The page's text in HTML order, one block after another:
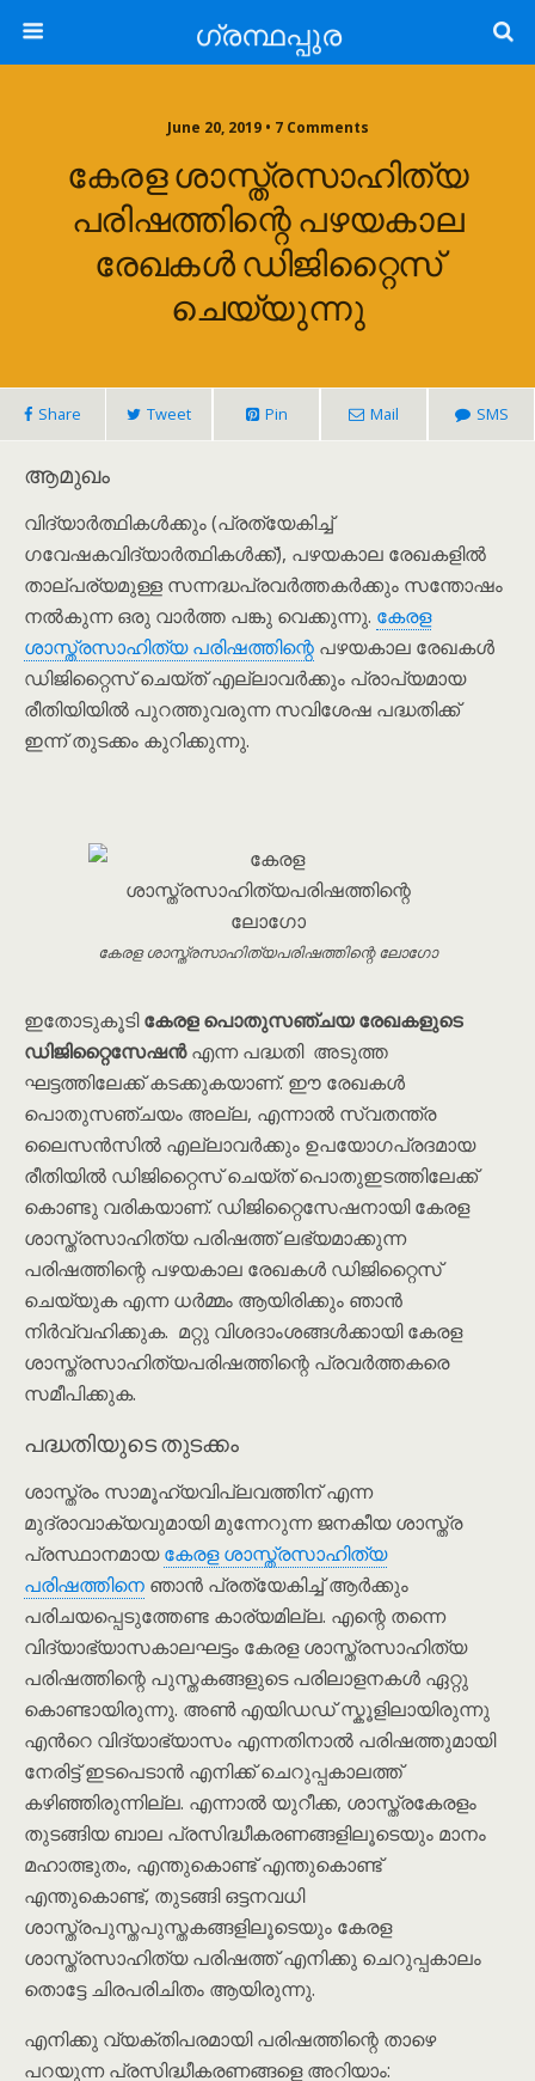
ഗ്രന്ഥപ്പുര
June 20, 2019 • 7 Comments
കേരള ശാസ്ത്രസാഹിത്യ
പരിഷത്തിന്റെ പഴയകാല
രേഖകൾ ഡിജിറ്റൈസ്
ചെയ്യുന്നു
Share Tweet Pin Mail SMS
ആമുഖം
വിദ്യാർത്ഥികൾക്കും (പ്രത്യേകിച്ച്
ഗവേഷകവിദ്യാർത്ഥികൾക്ക്), പഴയകാല രേഖകളിൽ
താല്പര്യമുള്ള സന്നദ്ധപ്രവർത്തകർക്കും സന്തോഷം
നൽകുന്ന ഒരു വാർത്ത പങ്കു വെക്കുന്നു. കേരള
ശാസ്ത്രസാഹിത്യ പരിഷത്തിന്റെ പഴയകാല രേഖകൾ
ഡിജിറ്റൈസ് ചെയ്ത് എല്ലാവർക്കും പ്രാപ്യമായ
രീതിയിയിൽ പുറത്തുവരുന്ന സവിശേഷ പദ്ധതിക്ക്
ഇന്ന് തുടക്കം കുറിക്കുന്നു.
കേരള ശാസ്ത്രസാഹിത്യപരിഷത്തിന്റെ ലോഗോ
ഇതോടുകൂടികേരള പൊതുസഞ്ചയ രേഖകളുടെ
ഡിജിറ്റൈസേഷൻഎന്ന പദ്ധതി അടുത്ത
ഘട്ടത്തിലേക്ക് കടക്കുകയാണ്. ഈ രേഖകൾ
പൊതുസഞ്ചയം അല്ല, എന്നാൽ സ്വതന്ത്ര
ലൈസൻസിൽ എല്ലാവർക്കും ഉപയോഗപ്രദമായ
രീതിയിൽ ഡിജിറ്റൈസ് ചെയ്ത് പൊതുഇടത്തിലേക്ക്
കൊണ്ടു വരികയാണ്. ഡിജിറ്റൈസേഷനായി കേരള
ശാസ്ത്രസാഹിത്യ പരിഷത്ത് ലഭ്യമാക്കുന്ന
പരിഷത്തിന്റെ പഴയകാല രേഖകൾ ഡിജിറ്റൈസ്
ചെയ്യുക എന്ന ധർമ്മം ആയിരിക്കും ഞാൻ
നിർവ്വഹിക്കുക. മറ്റു വിശദാംശങ്ങൾക്കായി കേരള
ശാസ്ത്രസാഹിത്യപരിഷത്തിന്റെ പ്രവർത്തകരെ
സമീപിക്കുക.
പദ്ധതിയുടെ തുടക്കം
ശാസ്ത്രം സാമൂഹ്യവിപ്ലവത്തിന് എന്ന
മുദ്രാവാക്യവുമായി മുന്നേറുന്ന ജനകീയ ശാസ്ത്ര
പ്രസ്ഥാനമായകേരള ശാസ്ത്രസാഹിത്യ
പരിഷത്തിനെ ഞാൻ പ്രത്യേകിച്ച് ആർക്കും
പരിചയപ്പെടുത്തേണ്ട കാര്യമില്ല. എന്റെ തന്നെ
വിദ്യാഭ്യാസകാലഘട്ടം കേരള ശാസ്ത്രസാഹിത്യ
പരിഷത്തിന്റെ പുസ്തകങ്ങളുടെ പരിലാളനകൾ ഏറ്റു
കൊണ്ടായിരുന്നു. അൺ എയിഡഡ് സ്കൂളിലായിരുന്നു
എൻറെ വിദ്യാഭ്യാസം എന്നതിനാൽ പരിഷത്തുമായി
നേരിട്ട് ഇടപെടാൻ എനിക്ക് ചെറുപ്പകാലത്ത്
കഴിഞ്ഞിരുന്നില്ല. എന്നാൽ യുറീക്ക, ശാസ്ത്രകേരളം
തുടങ്ങിയ ബാല പ്രസിദ്ധീകരണങ്ങളിലൂടെയും മാനം
മഹാത്ഭുതം, എന്തുകൊണ്ട് എന്തുകൊണ്ട്
എന്തുകൊണ്ട്, തുടങ്ങി ഒട്ടനവധി
ശാസ്ത്രപുസ്തപുസ്തകങ്ങളിലൂടെയും കേരള
ശാസ്ത്രസാഹിത്യ പരിഷത്ത് എനിക്കു ചെറുപ്പകാലം
തൊട്ടേ ചിരപരിചിതം ആയിരുന്നു.
എനിക്കു വ്യക്തിപരമായി പരിഷത്തിന്റെ താഴെ
പറയുന്ന പ്രസിദ്ധീകരണങ്ങളെ അറിയാം: